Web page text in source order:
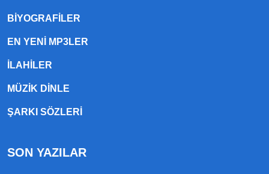
BIYOGRAFILER
EN YENI MP3LER
ILAHILER
MÜZIK DINLE
ŞARKI SÖZLERI
SON YAZILAR